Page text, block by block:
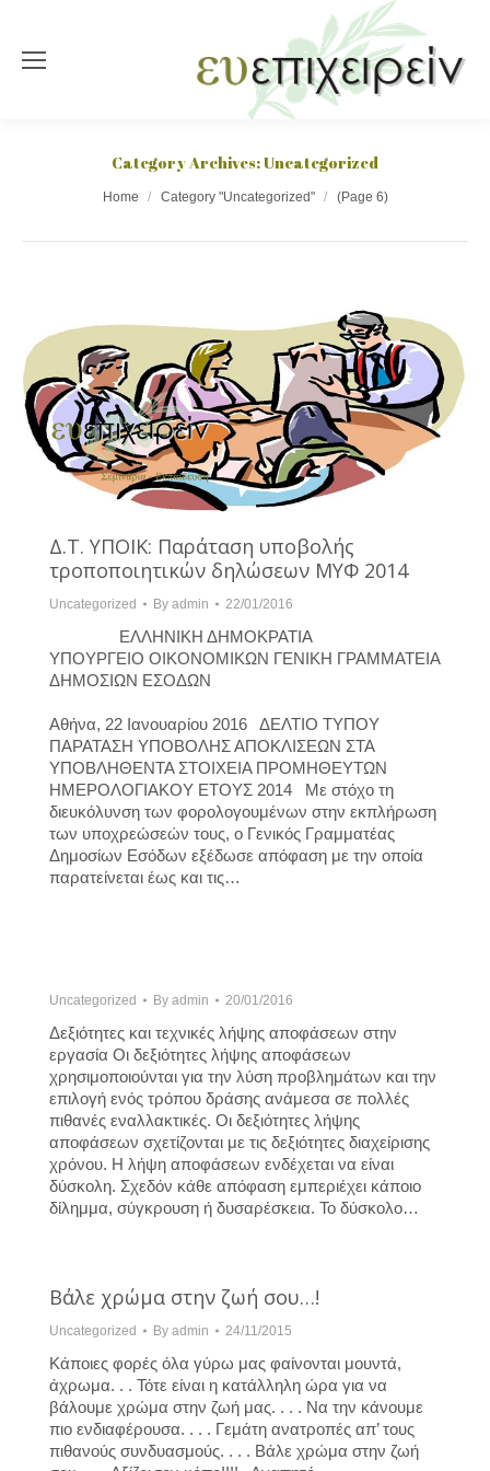
Category Archives:Uncategorized
You are here:Home Category "Uncategorized" (Page 6)
Δ.Τ. ΥΠΟΙΚ: Παράταση υποβολής
τροποποιητικών δηλώσεων ΜΥΦ 2014
Uncategorized By admin 22/01/2016
ΕΛΛΗΝΙΚΗ ΔΗΜΟΚΡΑΤΙΑ
ΥΠΟΥΡΓΕΙΟ ΟΙΚΟΝΟΜΙΚΩΝ ΓΕΝΙΚΗ ΓΡΑΜΜΑΤΕΙΑ
ΔΗΜΟΣΙΩΝ ΕΣΟΔΩΝ
Αθήνα, 22 Ιανουαρίου 2016 ΔΕΛΤΙΟ ΤΥΠΟΥ
ΠΑΡΑΤΑΣΗ ΥΠΟΒΟΛΗΣ ΑΠΟΚΛΙΣΕΩΝ ΣΤΑ
ΥΠΟΒΛΗΘΕΝΤΑ ΣΤΟΙΧΕΙΑ ΠΡΟΜΗΘΕΥΤΩΝ
ΗΜΕΡΟΛΟΓΙΑΚΟΥ ΕΤΟΥΣ 2014 Με στόχο τη
διευκόλυνση των φορολογουμένων στην εκπλήρωση
των υποχρεώσεών τους, ο Γενικός Γραμματέας
Δημοσίων Εσόδων εξέδωσε απόφαση με την οποία
παρατείνεται έως και τις…
Uncategorized By admin 20/01/2016
Δεξιότητες και τεχνικές λήψης αποφάσεων στην
εργασία Οι δεξιότητες λήψης αποφάσεων
χρησιμοποιούνται για την λύση προβλημάτων και την
επιλογή ενός τρόπου δράσης ανάμεσα σε πολλές
πιθανές εναλλακτικές. Οι δεξιότητες λήψης
αποφάσεων σχετίζονται με τις δεξιότητες διαχείρισης
χρόνου. Η λήψη αποφάσεων ενδέχεται να είναι
δύσκολη. Σχεδόν κάθε απόφαση εμπεριέχει κάποιο
δίλημμα, σύγκρουση ή δυσαρέσκεια. Το δύσκολο…
Βάλε χρώμα στην ζωή σου…!
Uncategorized By admin 24/11/2015
Κάποιες φορές όλα γύρω μας φαίνονται μουντά,
άχρωμα. . . Τότε είναι η κατάλληλη ώρα για να
βάλουμε χρώμα στην ζωή μας. . . . Να την κάνουμε
πιο ενδιαφέρουσα. . . . Γεμάτη ανατροπές απ’ τους
πιθανούς συνδυασμούς. . . . Βάλε χρώμα στην ζωή